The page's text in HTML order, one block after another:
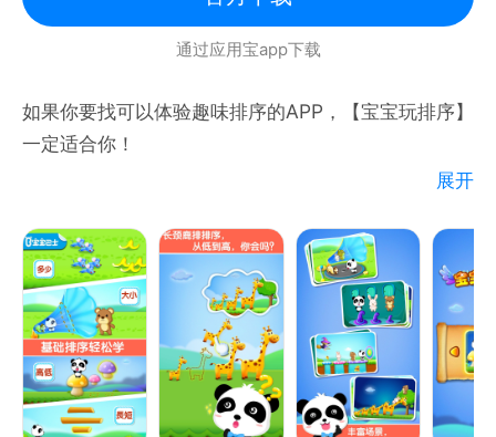
*** 图形缩放使我们可以绘制着色页中的每一个微小细
*** 追踪线条并绘制发光涂鸦图，连接点让孩子们学习
数字
通过应用宝app下载
如果你要找可以体验趣味排序的APP，【宝宝玩排序】
一定适合你！
摆脱枯燥被动的启蒙，拥有6个魔幻场景，将排序学习
与奇幻故事融合，分别从长短、大小、高低、多少等多
方位进行排序大训练，这种方式可以轻松激发宝宝的想
象力和学习兴趣，为宝宝开启互动式排序启蒙，增添更
多学习乐趣。
更重要的是，进入排序思维训练的关键时期后，启蒙排
展开